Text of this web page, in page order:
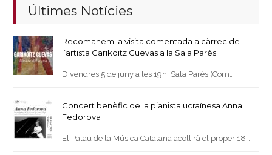
Últimes Notícies
Recomanem la visita comentada a càrrec de
l’artista Garikoitz Cuevas a la Sala Parés
Divendres 5 de juny a les 19h Sala Parés (Com…
Concert benèfic de la pianista ucraïnesa Anna
Fedorova
El Palau de la Música Catalana acollirà el proper 18…